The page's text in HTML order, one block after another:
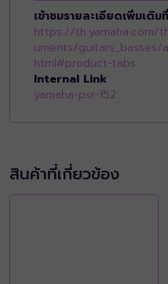
เข้าชมรายละเอียดเพิ่มเติ
https://th.yamaha.com/
uments/
html#product-tabs
Internal Link
yamaha-psr-f52
สินค้าที่เกี่ยวข้อง